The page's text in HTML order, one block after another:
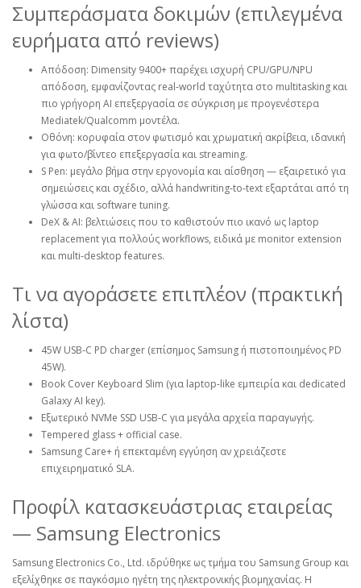
Συμπεράσματα δοκιμών (επιλεγμένα
ευρήματα από reviews)
Απόδοση: Dimensity 9400+ παρέχει ισχυρή CPU/GPU/NPU
απόδοση, εμφανίζοντας real‑world ταχύτητα στο multitasking και
πιο γρήγορη AI επεξεργασία σε σύγκριση με προγενέστερα
Mediatek/Qualcomm μοντέλα.
Οθόνη: κορυφαία στον φωτισμό και χρωματική ακρίβεια, ιδανική
για φωτο/βίντεο επεξεργασία και streaming.
S Pen: μεγάλο βήμα στην εργονομία και αίσθηση — εξαιρετικό για
σημειώσεις και σχέδιο, αλλά handwriting‑to‑text εξαρτάται από τη
γλώσσα και software tuning.
DeX & AI: βελτιώσεις που το καθιστούν πιο ικανό ως laptop
replacement για πολλούς workflows, ειδικά με monitor extension
και multi‑desktop features.
Τι να αγοράσετε επιπλέον (πρακτική
λίστα)
45W USB‑C PD charger (επίσημος Samsung ή πιστοποιημένος PD
45W).
Book Cover Keyboard Slim (για laptop‑like εμπειρία και dedicated
Galaxy AI key).
Εξωτερικό NVMe SSD USB‑C για μεγάλα αρχεία παραγωγής.
Tempered glass + official case.
Samsung Care+ ή επεκταμένη εγγύηση αν χρειάζεστε
επιχειρηματικό SLA.
Προφίλ κατασκευάστριας εταιρείας
— Samsung Electronics
Samsung Electronics Co., Ltd. ιδρύθηκε ως τμήμα του Samsung Group και
εξελίχθηκε σε παγκόσμιο ηγέτη της ηλεκτρονικής βιομηχανίας. Η